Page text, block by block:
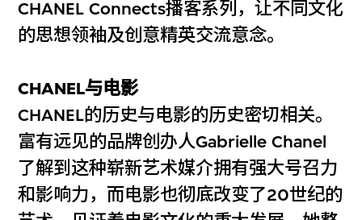
CHANEL Connects播客系列，让不同文化
的思想领袖及创意精英交流意念。
CHANEL与电影
CHANEL的历史与电影的历史密切相关。
富有远见的品牌创办人Gabrielle Chanel
了解到这种崭新艺术媒介拥有强大号召力
和影响力，而电影也彻底改变了20世纪的